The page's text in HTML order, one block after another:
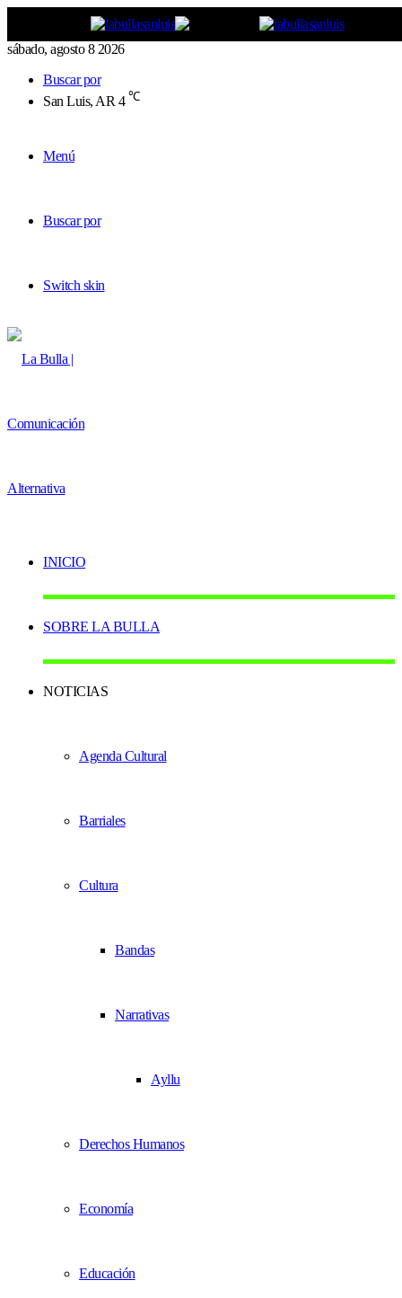
sábado, agosto 8 2026
Buscar por
San Luis, AR 4 ℃
Menú
Buscar por
Switch skin
INICIO
SOBRE LA BULLA
NOTICIAS
Agenda Cultural
Barriales
Cultura
Bandas
Narrativas
Ayllu
Derechos Humanos
Economía
Educación